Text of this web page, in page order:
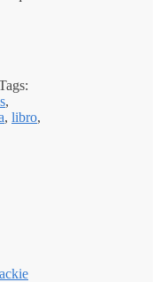
,
, libro,